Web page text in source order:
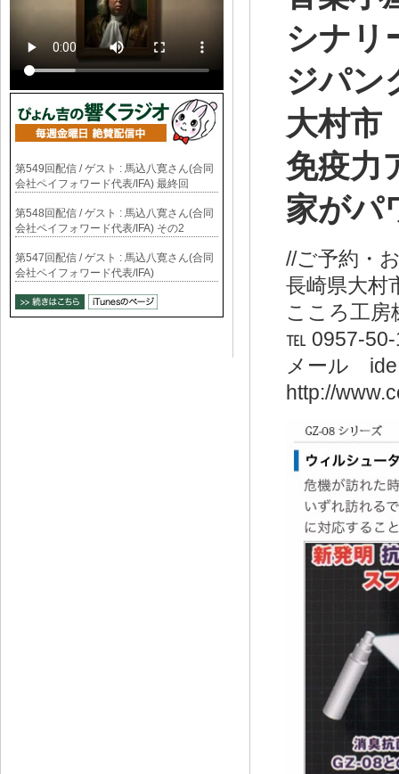
シナ
ジパン
大村市
免疫力
家がパ
//ご予約・
長崎県大村
こころ工房
℡ 0957-50-
メール ide
http://
第549回配信 / ゲスト : 馬込八寛さん(合同
会社ペイフォワード代表/IFA) 最終回
第548回配信 / ゲスト : 馬込八寛さん(合同
会社ペイフォワード代表/IFA) その2
第547回配信 / ゲスト : 馬込八寛さん(合同
会社ペイフォワード代表/IFA)